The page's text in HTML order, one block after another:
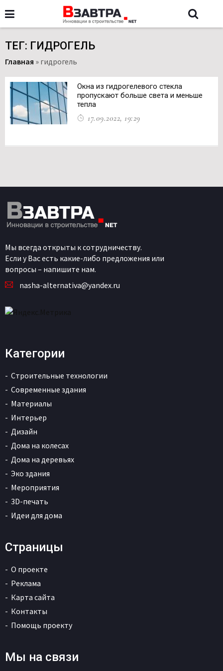
ТЕГ: ГИДРОГЕЛЬ
Главная » гидрогель
Окна из гидрогелевого стекла
пропускают больше света и меньше
тепла
17.09.2022, 19:29
Мы всегда открыты к сотрудничеству.
Если у Вас есть какие-либо предложения или
вопросы – напишите нам.
nasha-alternativa@yandex.ru
Категории
Строительные технологии
Современные здания
Материалы
Интерьер
Дизайн
Дома на колесах
Дома на деревьях
Эко здания
Мероприятия
3D-печать
Идеи для дома
Страницы
О проекте
Реклама
Карта сайта
Контакты
Помощь проекту
Мы на связи